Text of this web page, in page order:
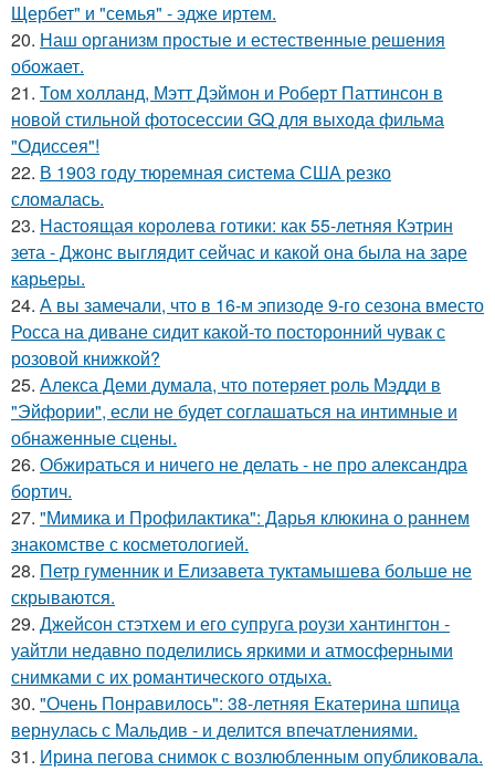
Щербет" и "семья" - эдже иртем.
20. Наш организм простые и естественные решения
обожает.
21. Том холланд, Мэтт Дэймон и Роберт Паттинсон в
новой стильной фотосессии GQ для выхода фильма
"Одиссея"!
22. В 1903 году тюремная система США резко
сломалась.
23. Настоящая королева готики: как 55-летняя Кэтрин
зета - Джонс выглядит сейчас и какой она была на заре
карьеры.
24. А вы замечали, что в 16-м эпизоде 9-го сезона вместо
Росса на диване сидит какой-то посторонний чувак с
розовой книжкой?
25. Алекса Деми думала, что потеряет роль Мэдди в
"Эйфории", если не будет соглашаться на интимные и
обнаженные сцены.
26. Обжираться и ничего не делать - не про александра
бортич.
27. "Мимика и Профилактика": Дарья клюкина о раннем
знакомстве с косметологией.
28. Петр гуменник и Елизавета туктамышева больше не
скрываются.
29. Джейсон стэтхем и его супруга роузи хантингтон -
уайтли недавно поделились яркими и атмосферными
снимками с их романтического отдыха.
30. "Очень Понравилось": 38-летняя Екатерина шпица
вернулась с Мальдив - и делится впечатлениями.
31. Ирина пегова снимок с возлюбленным опубликовала.